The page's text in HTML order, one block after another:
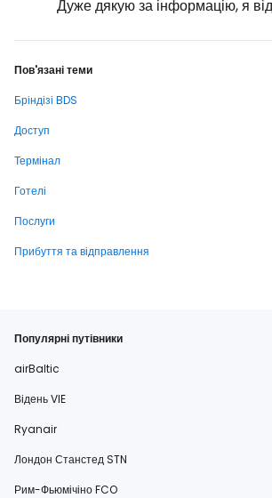
Дуже дякую за інформацію, я
Пов'язані теми
Бріндізі BDS
Доступ
Термінал
Готелі
Послуги
Прибуття та відправлення
Популярні путівники
airBaltic
Відень VIE
Ryanair
Лондон Станстед STN
Рим-Фьюмічіно FCO